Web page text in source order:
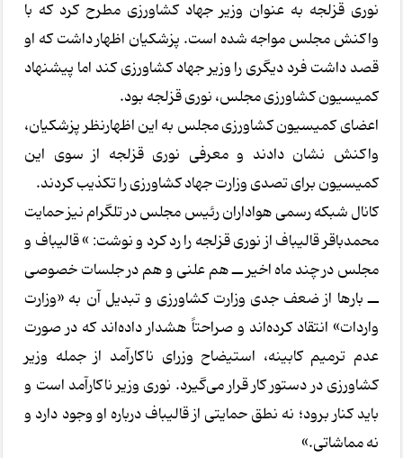
نوری قزلجه به عنوان وزیر جهاد کشاورزی مطرح کرد که با
واکنش مجلس مواجه شده است. پزشکیان اظهار داشت که او
قصد داشت فرد دیگری را وزیر جهاد کشاورزی کند اما پیشنهاد
کمیسیون کشاورزی مجلس، نوری قزلجه بود.
اعضای کمیسیون کشاورزی مجلس به این اظهارنظر پزشکیان،
واکنش نشان دادند و معرفی نوری قزلجه از سوی این
کمیسیون برای تصدی وزارت جهاد کشاورزی را تکذیب کردند.
کانال شبکه رسمی هواداران رئیس مجلس در تلگرام نیز حمایت
محمدباقر قالیباف از نوری قزلجه را رد کرد و نوشت:‌ » قالیباف و
مجلس در چند ماه اخیر ــ هم علنی و هم در جلسات خصوصی
ــ بارها از ضعف جدی وزارت کشاورزی و تبدیل آن به «وزارت
واردات» انتقاد کرده‌اند و صراحتاً هشدار داده‌اند که در صورت
عدم ترمیم کابینه، استیضاح وزرای ناکارآمد از جمله وزیر
کشاورزی در دستور کار قرار می‌گیرد. نوری وزیر ناکارآمد است و
باید کنار برود؛ نه نطق حمایتی از قالیباف درباره او وجود دارد و
نه مماشاتی.»